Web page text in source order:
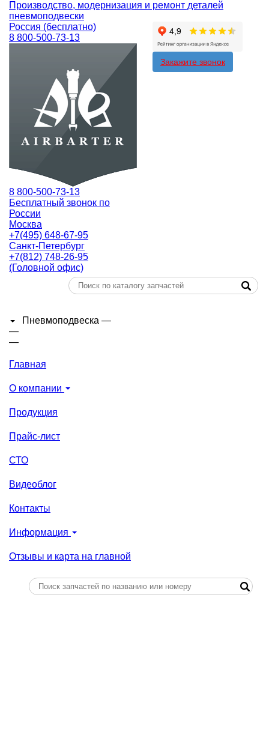
Производство, модернизация и ремонт деталей
пневмоподвески
Россия (бесплатно)
8 800-500-73-13
8 800-500-73-13
Бесплатный звонок по
России
Москва
+7(495) 648-67-95
Санкт-Петербург
+7(812) 748-26-95
(Головной офис)
Закажите звонок
Пневмоподвеска —
—
—
Главная
О компании
Продукция
Прайс-лист
СТО
Видеоблог
Контакты
Информация
Отзывы и карта на главной